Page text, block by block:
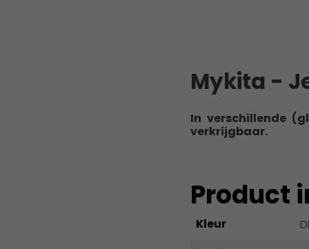
Mykita -
In verschillende
verkrijgbaar.
Product
Kleur